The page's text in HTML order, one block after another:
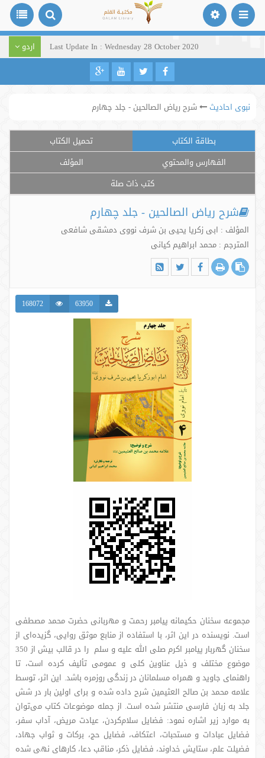
Last Update In : Wednesday 28 October 2020 اردو
نبوی احادیث شرح ریاض الصالحین - جلد چهارم
بطاقة الكتاب
تحميل الكتاب
الفهارس والمحتوي
المؤلف
كتب ذات صلة
شرح ریاض الصالحین - جلد چهارم
المؤلف : ابی زکریا یحیی بن شرف نووی دمشقی شافعی
المترجم : محمد ابراهیم کیانی
63950
168072
مجموعه سخنان حکیمانه پیامبر رحمت و مهربانی حضرت محمد مصطفی
است. نویسنده در این اثر، با استفاده از منابع موثق روایی، گزیده‌ای از
سخنان گهربار پیامبر اکرم صلی الله علیه و سلم را در قالب بیش از 350
موضوع مختلف و ذیل عناوین کلی و عمومی تألیف کرده است، تا
راهنمای جاوید و همراه مسلمانان در زندگی روزمره باشد. این اثر، توسط
علامه محمد بن صالح العثیمین شرح داده شده و برای اولین بار در شش
جلد به زبان فارسی منتشر شده است. از جمله موضوعات کتاب می‌توان
به موارد زیر اشاره نمود: فضایل سلام‌کردن، عیادت مریض، آداب سفر،
فضایل عبادات و مستحبات، اعتکاف، فضایل حج، برکات و ثواب جهاد،
فضیلت علم، ستایش خداوند، فضایل ذکر، مناقب دعا، کارهای نهی شده